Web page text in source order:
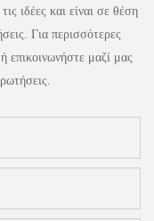
ιδέες και είναι σε θέση
Για περισσότερες
επικοινωνήστε μαζί μας